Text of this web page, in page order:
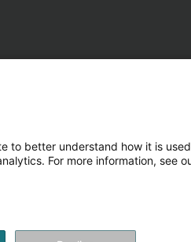
to better understand how it is
For more information, see